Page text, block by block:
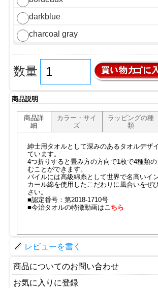
darkblue
charcoal gray
数量
商品説明
商品詳
細
カラー・サイ
ズ
ラッピングの種
類
紳士用タオルとして深みのあるタオルデザ
ています。
4つ折りすると畳み方の方向で1枚で4種類
むことができます。
パイルには高級綿糸として世界で名高いイ
カール綿を使用したこだわりに風合いをぜ
さい。
■認定番号：第2018-1710号
■今治タオルの特徴動画はこちら
レビューを書く
商品についてのお問い合わせ
お気に入りに登録